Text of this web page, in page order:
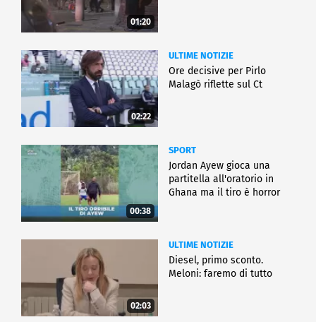
01:20
02:22
ULTIME NOTIZIE
Ore decisive per Pirlo
Malagò riflette sul Ct
00:38
SPORT
Jordan Ayew gioca una
partitella all'oratorio in
Ghana ma il tiro è horror
02:03
ULTIME NOTIZIE
Diesel, primo sconto.
Meloni: faremo di tutto